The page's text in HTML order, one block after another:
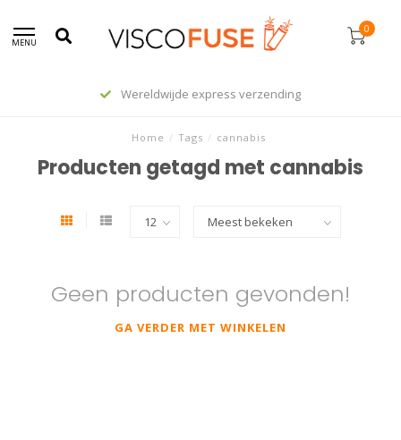
MENU
0
Wereldwijde express verzending
Home / Tags / cannabis
Producten getagd met cannabis
Geen producten gevonden!
GA VERDER MET WINKELEN